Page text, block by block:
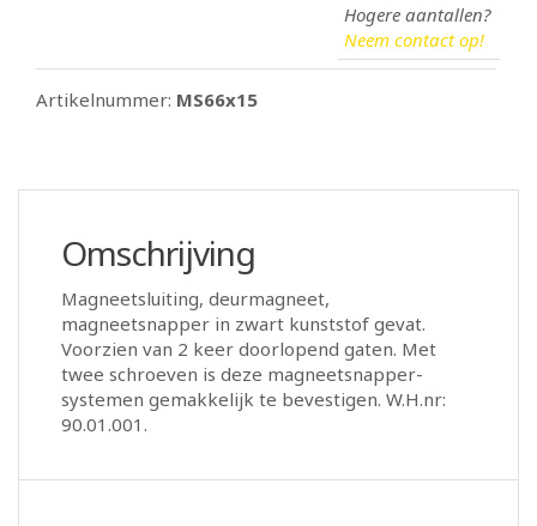
Hogere aantallen?
Neem contact op!
Artikelnummer: MS66x15
Omschrijving
Magneetsluiting, deurmagneet,
magneetsnapper in zwart kunststof gevat.
Voorzien van 2 keer doorlopend gaten. Met
twee schroeven is deze magneetsnapper-
systemen gemakkelijk te bevestigen. W.H.nr:
90.01.001.